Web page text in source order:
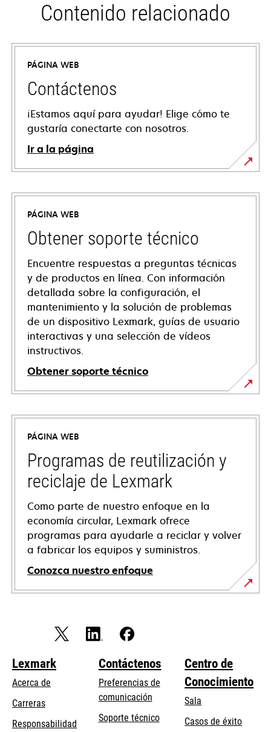
Contenido relacionado
PÁGINA WEB
Contáctenos
¡Estamos aquí para ayudar! Elige cómo te
gustaría conectarte con nosotros.
Ir a la página
PÁGINA WEB
Obtener soporte técnico
Encuentre respuestas a preguntas técnicas
y de productos en línea. Con información
detallada sobre la configuración, el
mantenimiento y la solución de problemas
de un dispositivo Lexmark, guías de usuario
interactivas y una selección de vídeos
instructivos.
Obtener soporte técnico
se
abre
una
pestaña
nueva
PÁGINA WEB
Programas de reutilización y
reciclaje de Lexmark
Como parte de nuestro enfoque en la
economía circular, Lexmark ofrece
programas para ayudarle a reciclar y volver
a fabricar los equipos y suministros.
Conozca nuestro enfoque
Lexmark
Acerca de
Carreras
Responsabilidad
Contáctenos
Preferencias de
comunicación
Soporte técnicose
Centro de
Conocimiento
Sala
Casos de éxito